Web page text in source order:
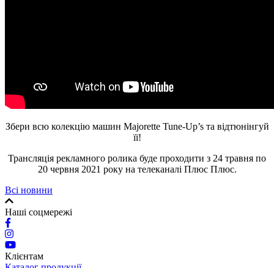
Збери всю колекцію машин Majorette Tune-Up’s та відтюнінгуй
її!
Трансляція рекламного ролика буде проходити з 24 травня по
20 червня 2021 року на телеканалі Плюс Плюс.
Всі новини
Наші соцмережі
Клієнтам